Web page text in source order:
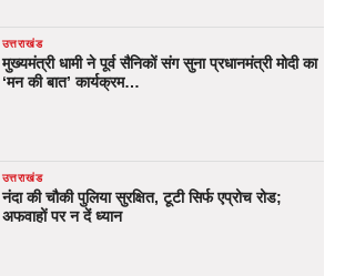
उत्तराखंड
मुख्यमंत्री धामी ने पूर्व सैनिकों संग सुना प्रधानमंत्री मोदी का
‘मन की बात’ कार्यक्रम…
उत्तराखंड
नंदा की चौकी पुलिया सुरक्षित, टूटी सिर्फ एप्रोच रोड;
अफवाहों पर न दें ध्यान